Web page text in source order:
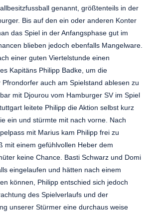
genannt, größtenteils in der
Bis auf den ein oder anderen Konter
das Spiel in der Anfangsphase gut im
blieben jedoch ebenfalls Mangelware.
einer guten Viertelstunde einen
Kapitäns Philipp Badke, um die
auch am Spielstand ablesen zu
mit Djourou vom Hamburger SV im Spiel
leitete Philipp die Aktion selbst kurz
ein und stürmte mit nach vorne. Nach
mit Marius kam Philipp frei zu
mit einem gefühlvollen Heber dem
keine Chance. Basti Schwarz und Domi
eingelaufen und hätten nach einem
können, Philipp entschied sich jedoch
des Spielverlaufs und der
unserer Stürmer eine durchaus weise